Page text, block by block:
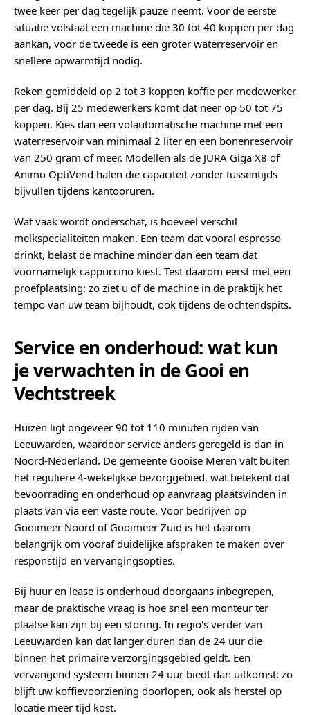
twee keer per dag tegelijk pauze neemt. Voor de eerste
situatie volstaat een machine die 30 tot 40 koppen per dag
aankan, voor de tweede is een groter waterreservoir en
snellere opwarmtijd nodig.
Reken gemiddeld op 2 tot 3 koppen koffie per medewerker
per dag. Bij 25 medewerkers komt dat neer op 50 tot 75
koppen. Kies dan een volautomatische machine met een
waterreservoir van minimaal 2 liter en een bonenreservoir
van 250 gram of meer. Modellen als de JURA Giga X8 of
Animo OptiVend halen die capaciteit zonder tussentijds
bijvullen tijdens kantooruren.
Wat vaak wordt onderschat, is hoeveel verschil
melkspecialiteiten maken. Een team dat vooral espresso
drinkt, belast de machine minder dan een team dat
voornamelijk cappuccino kiest. Test daarom eerst met een
proefplaatsing: zo ziet u of de machine in de praktijk het
tempo van uw team bijhoudt, ook tijdens de ochtendspits.
Service en onderhoud: wat kun
je verwachten in de Gooi en
Vechtstreek
Huizen ligt ongeveer 90 tot 110 minuten rijden van
Leeuwarden, waardoor service anders geregeld is dan in
Noord-Nederland. De gemeente Gooise Meren valt buiten
het reguliere 4-wekelijkse bezorggebied, wat betekent dat
bevoorrading en onderhoud op aanvraag plaatsvinden in
plaats van via een vaste route. Voor bedrijven op
Gooimeer Noord of Gooimeer Zuid is het daarom
belangrijk om vooraf duidelijke afspraken te maken over
responstijd en vervangingsopties.
Bij huur en lease is onderhoud doorgaans inbegrepen,
maar de praktische vraag is hoe snel een monteur ter
plaatse kan zijn bij een storing. In regio's verder van
Leeuwarden kan dat langer duren dan de 24 uur die
binnen het primaire verzorgingsgebied geldt. Een
vervangend systeem binnen 24 uur biedt dan uitkomst: zo
blijft uw koffievoorziening doorlopen, ook als herstel op
locatie meer tijd kost.